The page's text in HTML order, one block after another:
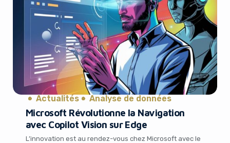
Actualités Analyse de données
Microsoft Révolutionne la Navigation
avec Copilot Vision sur Edge
L’innovation est au rendez-vous chez Microsoft avec le
Yes, I will turn off Ad-Blocker
No Thanks